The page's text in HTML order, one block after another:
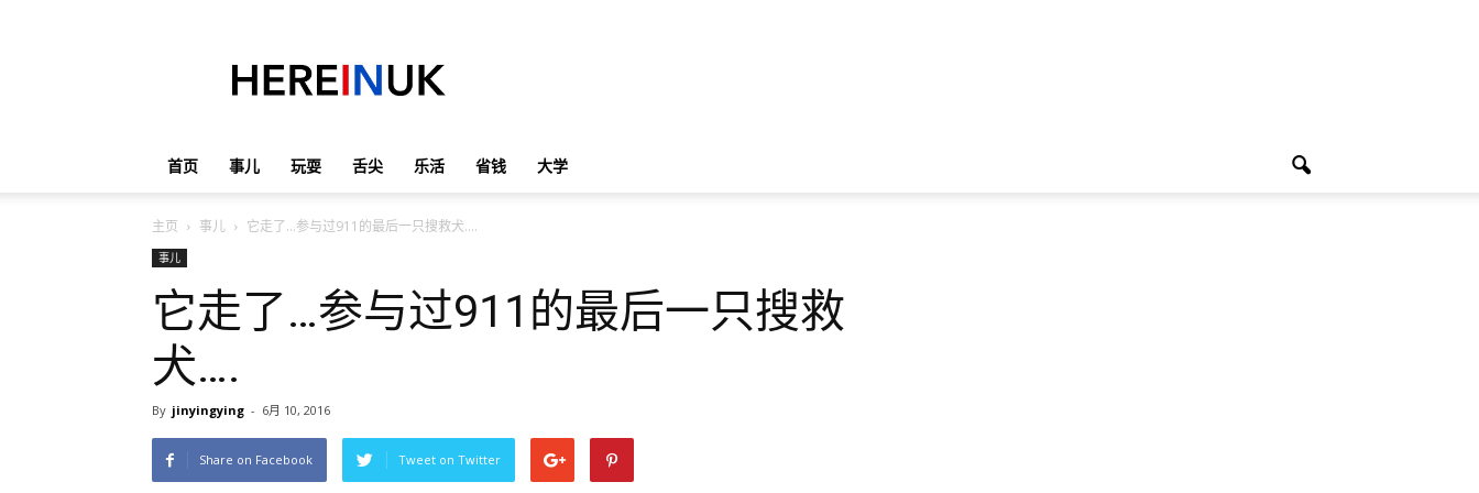
首页 事儿 玩耍 舌尖 乐活 省钱 大学
主页 事儿 它走了…参与过911的最后一只搜救犬….
事儿
它走了…参与过911的最后一只搜救
犬….
By jinyingying - 6月 10, 2016
Share on Facebook Tweet on Twitter